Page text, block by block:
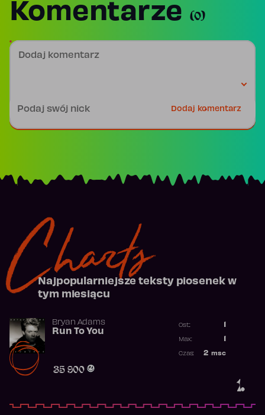
Komentarze (0)
Dodaj komentarz
Podpis
Dodaj komentarz
Charts
Najpopularniejsze teksty piosenek w
tym miesiącu
1.
Bryan Adams
Run To You
35 900
Ost.:
Max:
2 msc
Czas: